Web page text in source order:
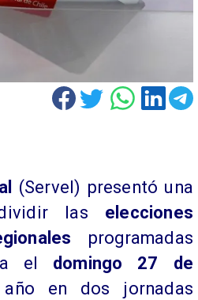
(Servel) presentó una
las elecciones
programadas
el domingo 27 de
en dos jornadas